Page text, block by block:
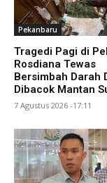
Pekanbaru
Tragedi Pagi di
Rosdiana Tewas
Bersimbah Darah
Dibacok Mantan
7 Agustus 2026 -17:11